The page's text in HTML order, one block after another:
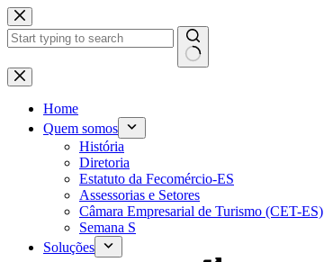
Pular
para
o
Home
Quem somos
História
Diretoria
Estatuto da Fecomércio-ES
Assessorias e Setores
Câmara Empresarial de Turismo (CET-ES)
Semana S
Soluções